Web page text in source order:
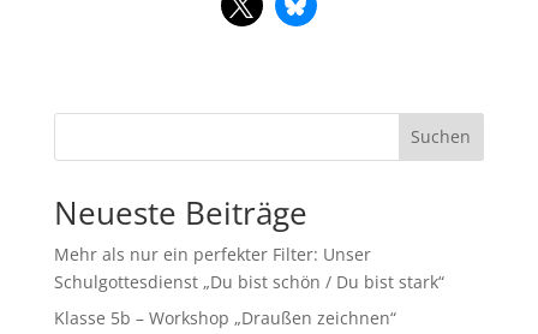
Suchen
Neueste Beiträge
Mehr als nur ein perfekter Filter: Unser
Schulgottesdienst „Du bist schön / Du bist stark“
Klasse 5b – Workshop „Draußen zeichnen“